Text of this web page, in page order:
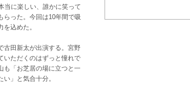
当に楽しい、誰かに笑って
らった。今回は10年間で吸
込めた。
古田新太が出演する。宮野
いただくのはずっと憧れで
も「お芝居の場に立つと一
」と気合十分。